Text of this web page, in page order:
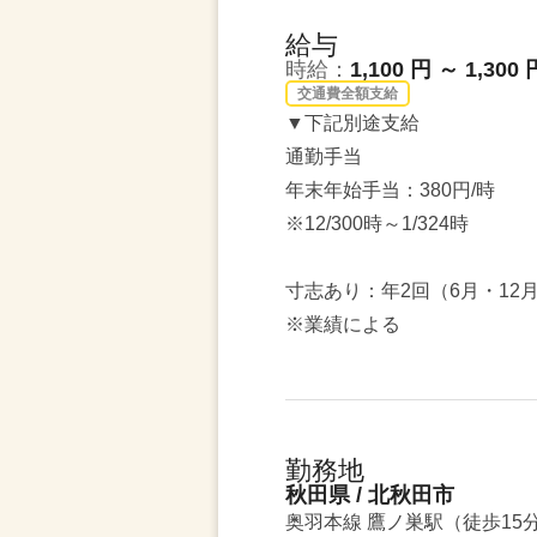
給与
時給： 1,100 円 ～ 1,300
交通費全額支給
▼下記別途支給
通勤手当
年末年始手当：380円/時
※12/300時～1/324時
寸志あり：年2回（6月・12月
※業績による
勤務地
秋田県 / 北秋田市
奥羽本線 鷹ノ巣駅（徒歩15分